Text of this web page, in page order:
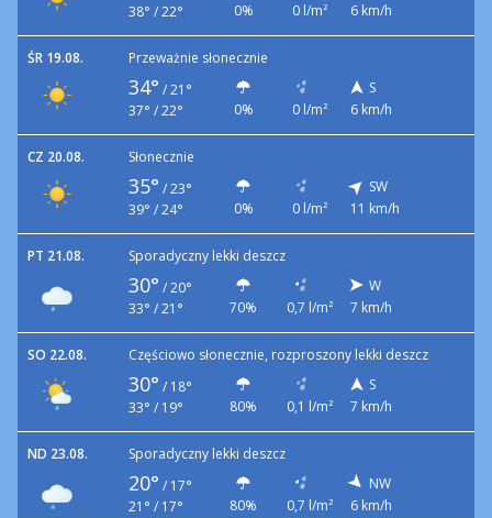
38° / 22°
0% 0 l/m²
6 km/h
ŚR 19.08. Przeważnie słonecznie
34° / 21°
37° / 22°
0% 0 l/m²
S
6 km/h
CZ 20.08. Słonecznie
35° / 23°
39° / 24°
0% 0 l/m²
SW
11 km/h
PT 21.08. Sporadyczny lekki deszcz
30° / 20°
33° / 21°
70% 0,7 l/m²
W
7 km/h
SO 22.08. Częściowo słonecznie, rozproszony lekki deszcz
30° / 18°
33° / 19°
80% 0,1 l/m²
S
7 km/h
ND 23.08. Sporadyczny lekki deszcz
20° / 17°
21° / 17°
80% 0,7 l/m²
NW
6 km/h